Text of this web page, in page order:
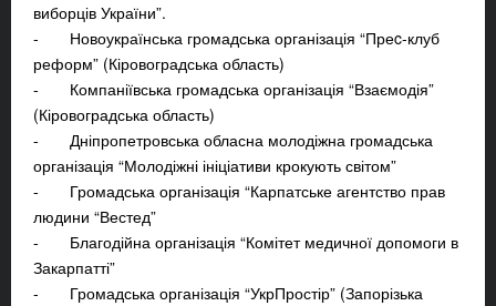
виборців України”.
- Новоукраїнська громадська організація “Преc-клуб
реформ” (Кіровоградська область)
- Компаніївська громадська організація “Взаємодія”
(Кіровоградська область)
- Дніпропетровська обласна молодіжна громадська
організація “Молодіжні ініціативи крокують світом”
- Громадська організація “Карпатське агентство прав
людини “Вестед”
- Благодійна організація “Комітет медичної допомоги в
Закарпатті”
- Громадська організація “УкрПростір” (Запорізька